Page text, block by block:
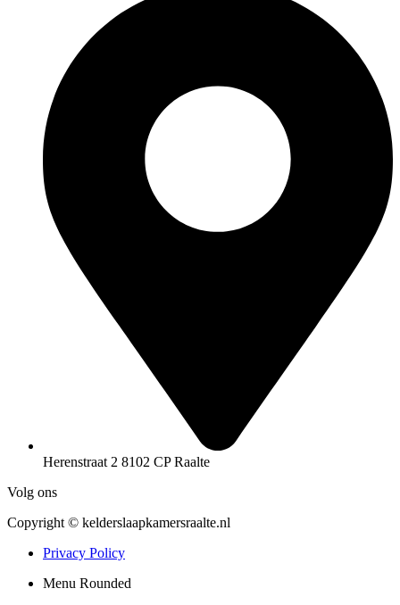
Herenstraat 2 8102 CP Raalte
Volg ons
Copyright © kelderslaapkamersraalte.nl
Privacy Policy
Menu Rounded